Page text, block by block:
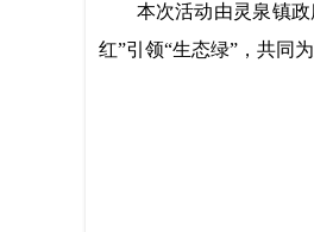
本次活动由灵泉镇
红”引领“生态绿”，共同